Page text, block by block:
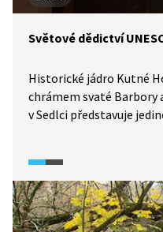
Světové dědictví
Historické jádro Kutné
chrámem svaté Barbory
v Sedlci představuje
představuje skutečný
památkám Kutné Hory,
Táborský, patří Vlašský
měšťanský Kamenný